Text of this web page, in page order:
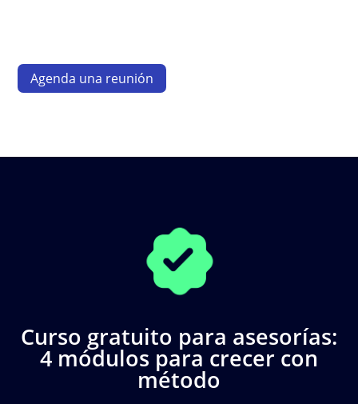
Agenda una reunión
Curso gratuito para asesorías:
4 módulos para crecer con
método